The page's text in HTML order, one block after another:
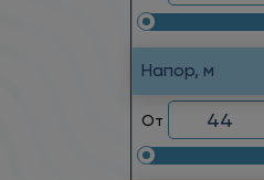
Напор, м
От